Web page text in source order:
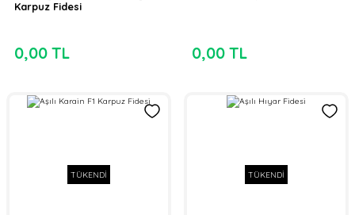
Karpuz Fidesi
0,00 TL 0,00 TL
TÜKENDİ TÜKENDİ